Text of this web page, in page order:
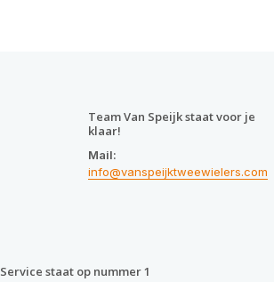
Team Van Speijk staat voor je
klaar!
Mail:
info@vanspeijktweewielers.com
Service staat op nummer 1